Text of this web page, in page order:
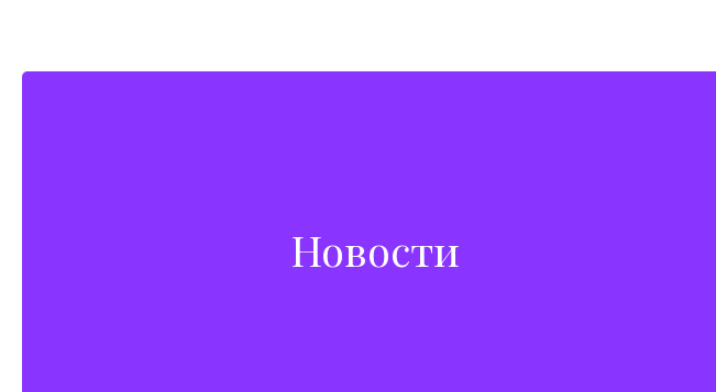
Новости
Профсоюзные новости службы «одно окно»